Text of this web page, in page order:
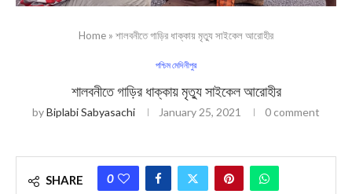
Home » শালবনীতে গাড়ির ধাক্কায় মৃত্যু সাইকেল আরোহীর
পশ্চিম মেদিনীপুর
শালবনীতে গাড়ির ধাক্কায় মৃত্যু সাইকেল আরোহীর
byBiplabi Sabyasachi January 25, 2021 0 comment
SHARE 0